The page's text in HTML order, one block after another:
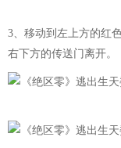
3、移动到左上方的红
右下方的传送门离开。